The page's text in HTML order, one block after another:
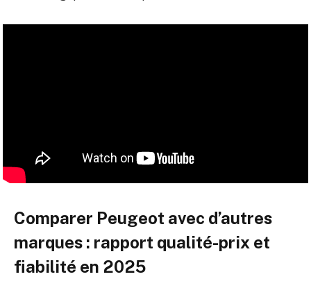
Comparer Peugeot avec d’autres
marques : rapport qualité-prix et
fiabilité en 2025